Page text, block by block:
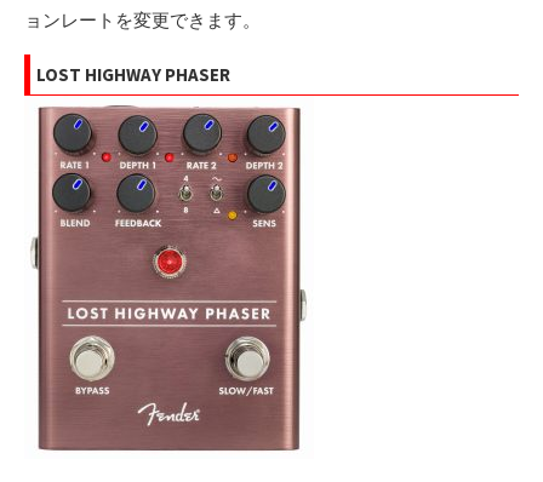
ョンレートを変更できます。
LOST HIGHWAY PHASER